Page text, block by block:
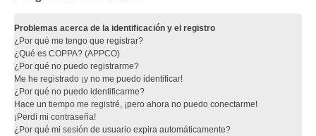
Problemas acerca de la identificación y el registro
¿Por qué me tengo que registrar?
¿Qué es COPPA? (APPCO)
¿Por qué no puedo registrarme?
Me he registrado ¡y no me puedo identificar!
¿Por qué no puedo identificarme?
Hace un tiempo me registré, ¡pero ahora no puedo conectarme!
¡Perdí mi contraseña!
¿Por qué mi sesión de usuario expira automáticamente?